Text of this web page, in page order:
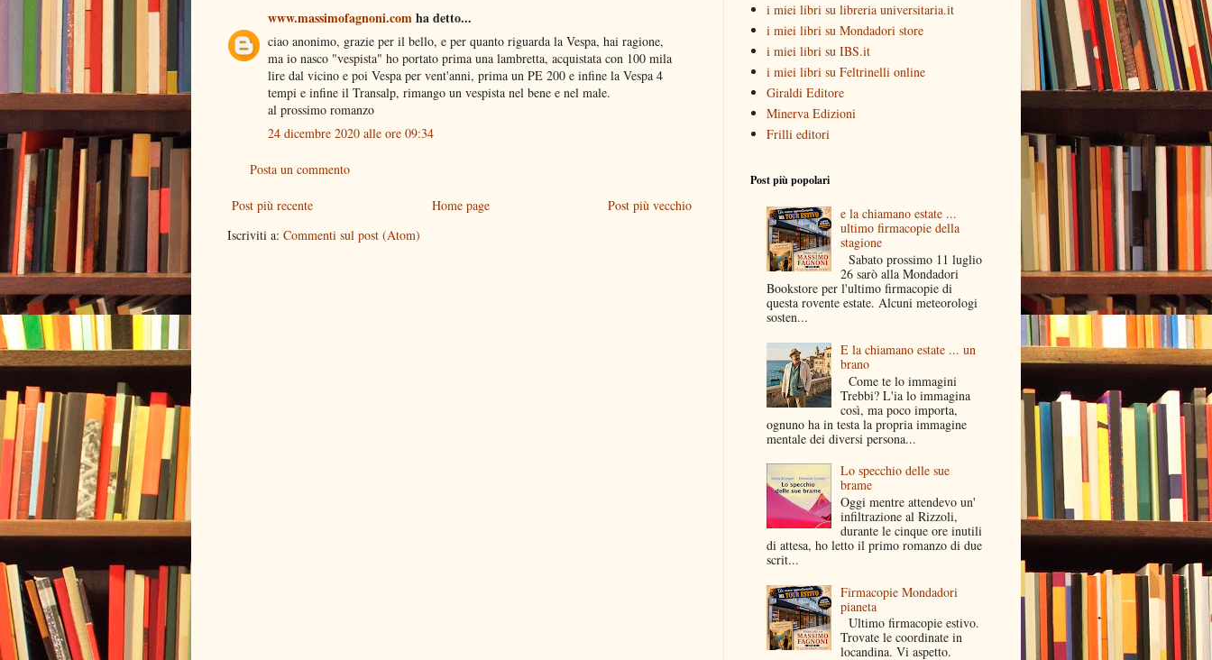
www.massimofagnoni.comha detto...
ciao anonimo, grazie per il bello, e per quanto riguarda la Vespa, hai ragione,
ma io nasco "vespista" ho portato prima una lambretta, acquistata con 100 mila
lire dal vicino e poi Vespa per vent'anni, prima un PE 200 e infine la Vespa 4
tempi e infine il Transalp, rimango un vespista nel bene e nel male.
al prossimo romanzo
24 dicembre 2020 alle ore 09:34
Posta un commento
Post più recente Post più vecchio
Home page
Iscriviti a: Commenti sul post (Atom)
i miei libri su libreria universitaria.it
i miei libri su Mondadori store
i miei libri su IBS.it
i miei libri su Feltrinelli online
Giraldi Editore
Minerva Edizioni
Frilli editori
Post più popolari
e la chiamano estate ...
ultimo firmacopie della
stagione
Sabato prossimo 11 luglio
26 sarò alla Mondadori
Bookstore per l'ultimo firmacopie di
questa rovente estate. Alcuni meteorologi
sosten...
E la chiamano estate ... un
brano
Come te lo immagini
Trebbi? L'ia lo immagina
così, ma poco importa,
ognuno ha in testa la propria immagine
mentale dei diversi persona...
Lo specchio delle sue
brame
Oggi mentre attendevo un'
infiltrazione al Rizzoli,
durante le cinque ore inutili
di attesa, ho letto il primo romanzo di due
scrit...
Firmacopie Mondadori
pianeta
Ultimo firmacopie estivo.
Trovate le coordinate in
locandina. Vi aspetto.